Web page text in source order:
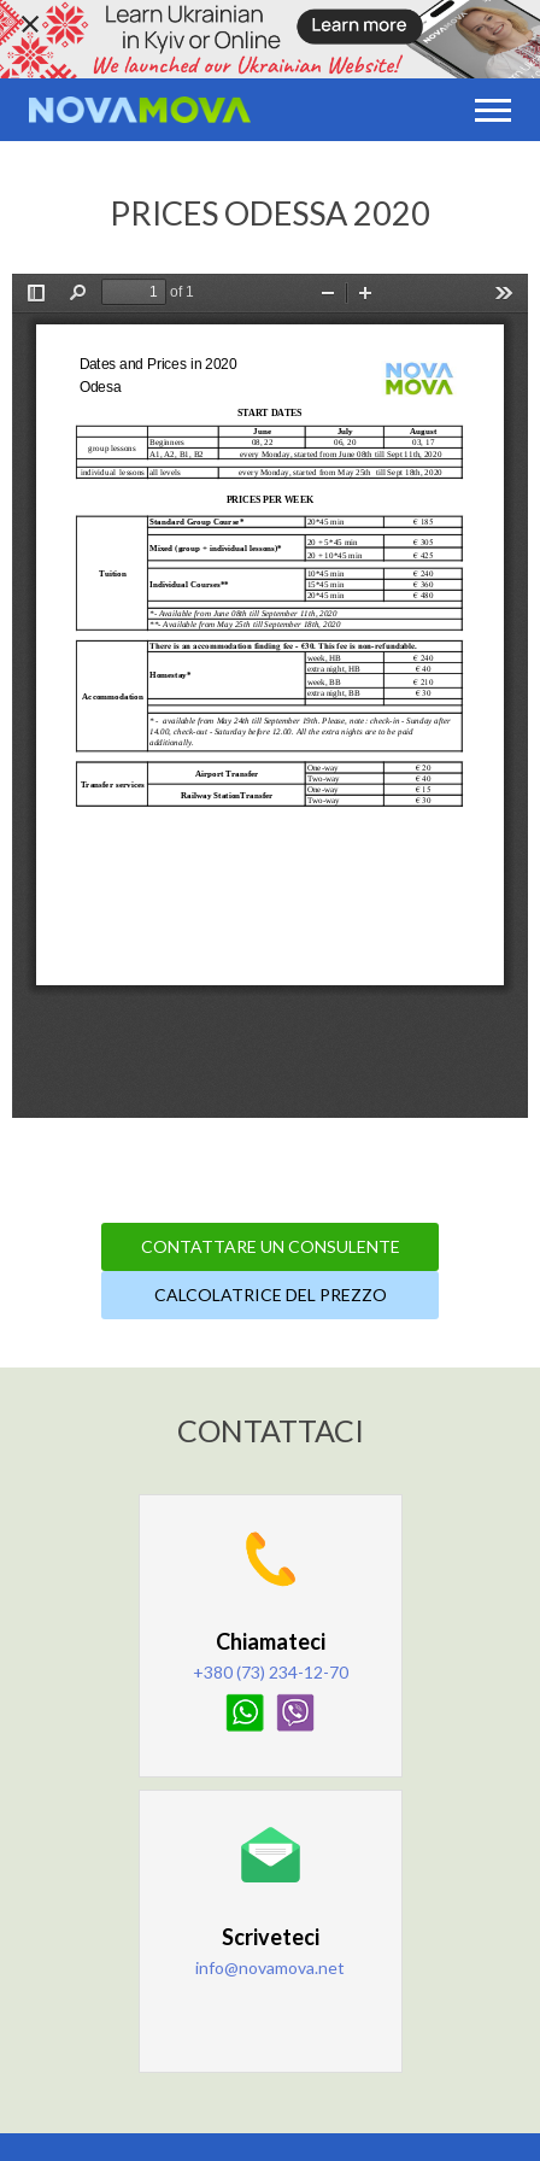
PRICES ODESSA 2020
CONTATTARE UN CONSULENTE
CALCOLATRICE DEL PREZZO
CONTATTACI
Chiamateci
+380 (73) 234-12-70
Scriveteci
info@novamova.net